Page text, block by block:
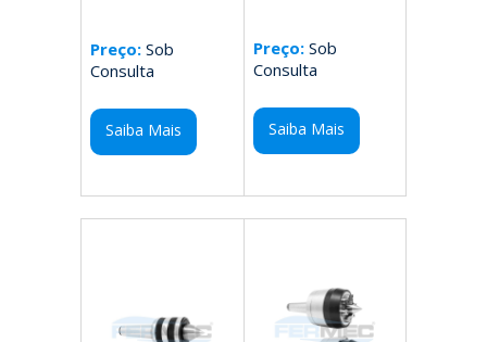
Preço: Sob
Consulta
Saiba Mais
Preço:Sob
Consulta
Saiba Mais